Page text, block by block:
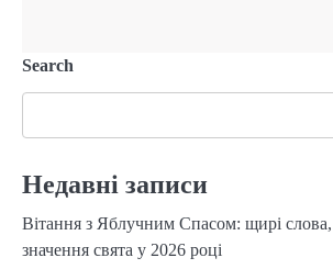
Search
Недавні записи
Вітання з Яблучним Спасом: щирі слова,
значення свята у 2026 році